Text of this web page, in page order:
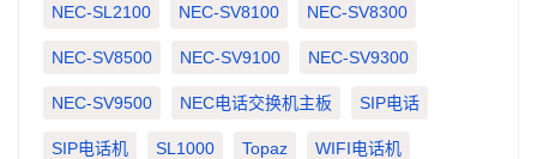
NEC-SL2100 NEC-SV8100 NEC-SV8300
NEC-SV8500 NEC-SV9100 NEC-SV9300
NEC-SV9500 NEC电话交换机主板 SIP电话
SIP电话机 SL1000 Topaz WIFI电话机